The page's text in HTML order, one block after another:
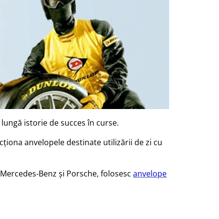
istorie de succes în curse.
anvelopele destinate utilizării de zi cu
Benz și Porsche, folosesc anvelope